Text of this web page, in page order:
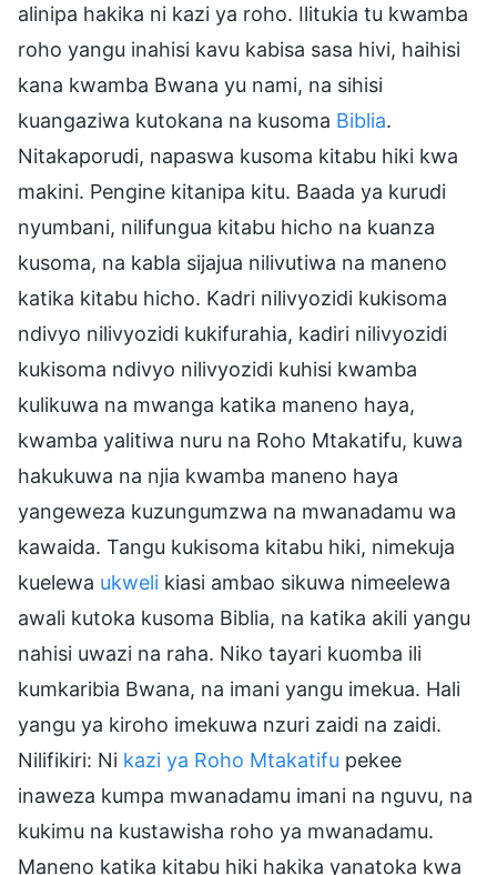
alinipa hakika ni kazi ya roho. Ilitukia tu kwamba
roho yangu inahisi kavu kabisa sasa hivi, haihisi
kana kwamba Bwana yu nami, na sihisi
kuangaziwa kutokana na kusoma Biblia.
Nitakaporudi, napaswa kusoma kitabu hiki kwa
makini. Pengine kitanipa kitu. Baada ya kurudi
nyumbani, nilifungua kitabu hicho na kuanza
kusoma, na kabla sijajua nilivutiwa na maneno
katika kitabu hicho. Kadri nilivyozidi kukisoma
ndivyo nilivyozidi kukifurahia, kadiri nilivyozidi
kukisoma ndivyo nilivyozidi kuhisi kwamba
kulikuwa na mwanga katika maneno haya,
kwamba yalitiwa nuru na Roho Mtakatifu, kuwa
hakukuwa na njia kwamba maneno haya
yangeweza kuzungumzwa na mwanadamu wa
kawaida. Tangu kukisoma kitabu hiki, nimekuja
kuelewa ukweli kiasi ambao sikuwa nimeelewa
awali kutoka kusoma Biblia, na katika akili yangu
nahisi uwazi na raha. Niko tayari kuomba ili
kumkaribia Bwana, na imani yangu imekua. Hali
yangu ya kiroho imekuwa nzuri zaidi na zaidi.
Nilifikiri: Ni kazi ya Roho Mtakatifu pekee
inaweza kumpa mwanadamu imani na nguvu, na
kukimu na kustawisha roho ya mwanadamu.
Maneno katika kitabu hiki hakika yanatoka kwa